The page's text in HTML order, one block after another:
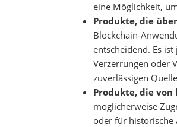
eine Möglichkeit,
Produkte, die
Blockchain-
entscheidend. Es
Verzerrungen oder
zuverlässigen
Produkte, die von
möglicherweise
oder für historische